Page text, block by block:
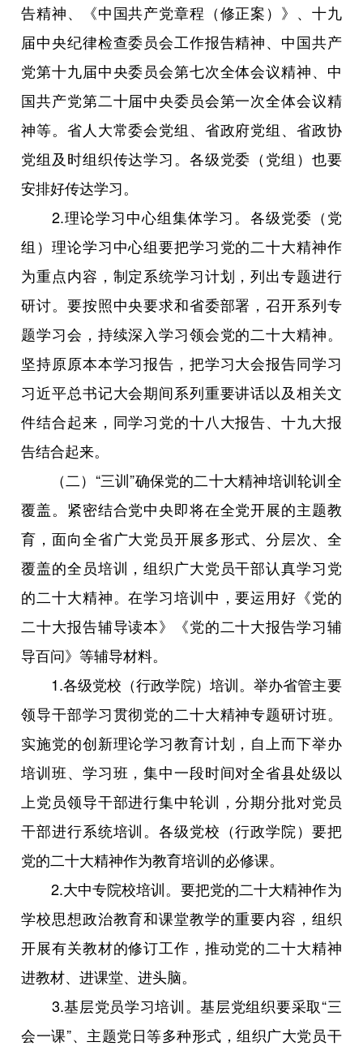
告精神、《中国共产党章程（修正案）》、十九
届中央纪律检查委员会工作报告精神、中国共产
党第十九届中央委员会第七次全体会议精神、中
国共产党第二十届中央委员会第一次全体会议精
神等。省人大常委会党组、省政府党组、省政协
党组及时组织传达学习。各级党委（党组）也要
安排好传达学习。
2.理论学习中心组集体学习。各级党委（党
组）理论学习中心组要把学习党的二十大精神作
为重点内容，制定系统学习计划，列出专题进行
研讨。要按照中央要求和省委部署，召开系列专
题学习会，持续深入学习领会党的二十大精神。
坚持原原本本学习报告，把学习大会报告同学习
习近平总书记大会期间系列重要讲话以及相关文
件结合起来，同学习党的十八大报告、十九大报
告结合起来。
（二）“三训”确保党的二十大精神培训轮训全
覆盖。紧密结合党中央即将在全党开展的主题教
育，面向全省广大党员开展多形式、分层次、全
覆盖的全员培训，组织广大党员干部认真学习党
的二十大精神。在学习培训中，要运用好《党的
二十大报告辅导读本》《党的二十大报告学习辅
导百问》等辅导材料。
1.各级党校（行政学院）培训。举办省管主要
领导干部学习贯彻党的二十大精神专题研讨班。
实施党的创新理论学习教育计划，自上而下举办
培训班、学习班，集中一段时间对全省县处级以
上党员领导干部进行集中轮训，分期分批对党员
干部进行系统培训。各级党校（行政学院）要把
党的二十大精神作为教育培训的必修课。
2.大中专院校培训。要把党的二十大精神作为
学校思想政治教育和课堂教学的重要内容，组织
开展有关教材的修订工作，推动党的二十大精神
进教材、进课堂、进头脑。
3.基层党员学习培训。基层党组织要采取“三
会一课”、主题党日等多种形式，组织广大党员干